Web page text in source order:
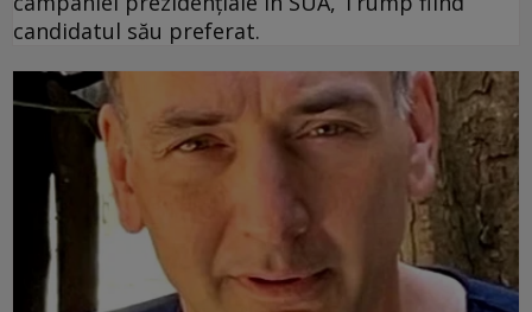
candidatul său preferat.